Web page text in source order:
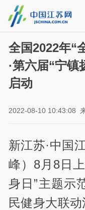
全国2022年“
·第六届“宁镇
启动
2022-08-10 10:43:08
新江苏·中国
峰）8月8日
身日”主题示
民健身大联